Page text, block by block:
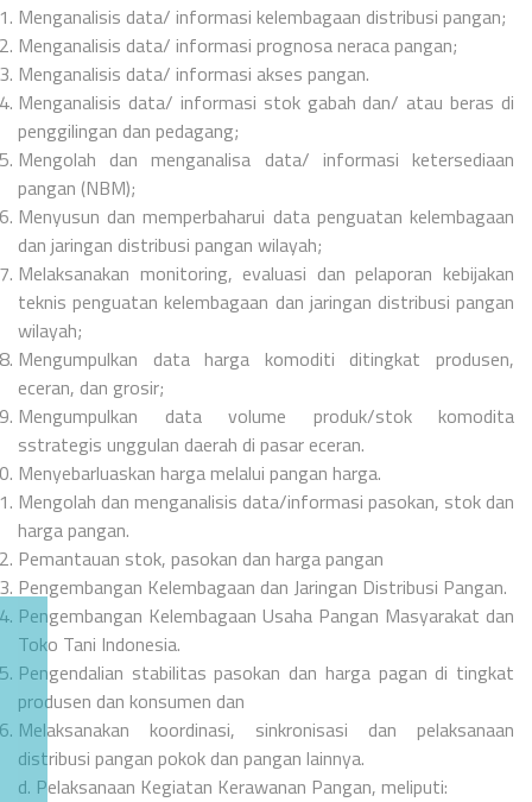
Menganalisis data/ informasi kelembagaan distribusi pangan;
Menganalisis data/ informasi prognosa neraca pangan;
Menganalisis data/ informasi akses pangan.
Menganalisis data/ informasi stok gabah dan/ atau beras di
penggilingan dan pedagang;
Mengolah dan menganalisa data/ informasi ketersediaan
pangan (NBM);
Menyusun dan memperbaharui data penguatan kelembagaan
dan jaringan distribusi pangan wilayah;
Melaksanakan monitoring, evaluasi dan pelaporan kebijakan
teknis penguatan kelembagaan dan jaringan distribusi pangan
wilayah;
Mengumpulkan data harga komoditi ditingkat produsen,
eceran, dan grosir;
Mengumpulkan data volume produk/stok komodita
sstrategis unggulan daerah di pasar eceran.
Menyebarluaskan harga melalui pangan harga.
Mengolah dan menganalisis data/informasi pasokan, stok dan
harga pangan.
Pemantauan stok, pasokan dan harga pangan
Pengembangan Kelembagaan dan Jaringan Distribusi Pangan.
Pengembangan Kelembagaan Usaha Pangan Masyarakat dan
Toko Tani Indonesia.
Pengendalian stabilitas pasokan dan harga pagan di tingkat
produsen dan konsumen dan
Melaksanakan koordinasi, sinkronisasi dan pelaksanaan
distribusi pangan pokok dan pangan lainnya.
d. Pelaksanaan Kegiatan Kerawanan Pangan, meliputi: